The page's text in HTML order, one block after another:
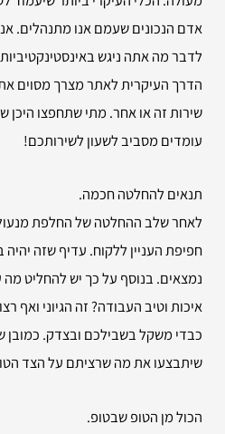
אדם הנכונים שעמם אנו מתנהלים.
לדבר מה אתה ניגש
הדרך העיקרית לאתר מצרך מסוים
שירות זה או אחר. מתי שתחפצו היכן
עומדים מסביב לשעון לשירותכם!
תנאים להחלטה חכמה.
לאחר שלב ההחלטה של החלפת
חפיפת העניין ללקוח. עדיף שזה
נמצאים. בנוסף על כך יש להחליט
איכות וטיב העבודה? זה הגיוני ואף
כבדי משקל בשבילכם ובצדק. כמובן
שיתבצעו את מה שרציתם על הצד
הכול מן הטופ שבטופ.